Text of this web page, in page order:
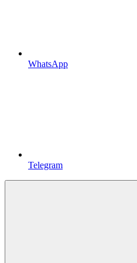
WhatsApp
Telegram